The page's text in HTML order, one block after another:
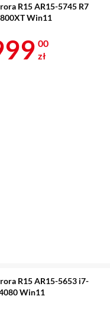
R15 AR15-5745 R7
Win11
14 999
00
zł
R15 AR15-5653 i7-
Win11